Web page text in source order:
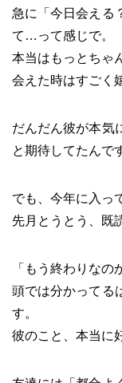
急に「今日会える
て…って感じで。
本当はもっとちゃ
会えた時はすごく
だんだん彼が本気
と期待してたんで
でも、今年に入っ
先月とうとう、既
「もう終わりなの
頭では分かってる
す。
彼のこと、本当に